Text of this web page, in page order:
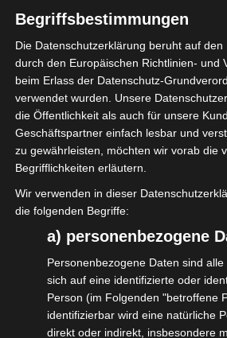
zusammengefasst.
Zum Download des Berichts
entlang.
#restart19
„
Diesen Beitrag
Begriffsbestimmungen
Die Datenschutzerklärung beruht auf
durch den Europäischen Richtlinien- und
beim Erlass der Datenschutz-
verwendet wurden. Unsere
die Öffentlichkeit als auch für unsere
Geschäftspartner einfach lesbar und
zu gewährleisten, möchten wir vorab die
Begrifflichkeiten erläutern.
Wir verwenden in dieser
die folgenden Begriffe:
a) personenbezogene
Personenbezogene Daten sind
sich auf eine identifizierte oder
Person (im Folgenden "betroffene
identifizierbar wird eine natürliche
direkt oder indirekt, insbesondere